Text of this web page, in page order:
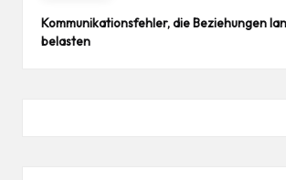
Kommunikationsfehler, die Beziehungen
belasten